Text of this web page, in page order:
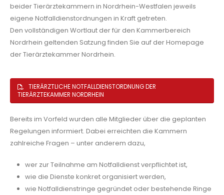
beider Tierärztekammern in Nordrhein-Westfalen jeweils
eigene Notfalldienstordnungen in Kraft getreten.
Den vollständigen Wortlaut der für den Kammerbereich
Nordrhein geltenden Satzung finden Sie auf der Homepage
der Tierärztekammer Nordrhein.
TIERÄRZTLICHE NOTFALLDIENSTORDNUNG DER
TIERÄRZTEKAMMER NORDRHEIN
Bereits im Vorfeld wurden alle Mitglieder über die geplanten
Regelungen informiert. Dabei erreichten die Kammern
zahlreiche Fragen – unter anderem dazu,
wer zur Teilnahme am Notfalldienst verpflichtet ist,
wie die Dienste konkret organisiert werden,
wie Notfalldienstringe gegründet oder bestehende Ringe